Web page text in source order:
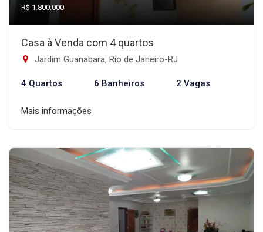
R$ 1.800.000
Casa à Venda com 4 quartos
Jardim Guanabara, Rio de Janeiro-RJ
4 Quartos 6 Banheiros 2 Vagas
Mais informações